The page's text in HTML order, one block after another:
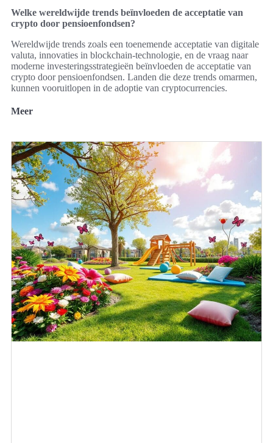
Welke wereldwijde trends beïnvloeden de acceptatie van
crypto door pensioenfondsen?
Wereldwijde trends zoals een toenemende acceptatie van digitale
valuta, innovaties in blockchain-technologie, en de vraag naar
moderne investeringsstrategieën beïnvloeden de acceptatie van
crypto door pensioenfondsen. Landen die deze trends omarmen,
kunnen vooruitlopen in de adoptie van cryptocurrencies.
Meer